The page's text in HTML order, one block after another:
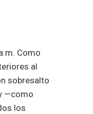
Como
al
sobresalto
—como
los